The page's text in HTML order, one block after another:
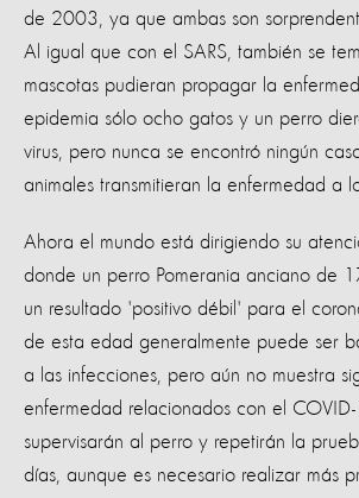
de 2003, ya que ambas son
Al igual que con el SARS, también se
mascotas pudieran propagar la
epidemia sólo ocho gatos y un perro
virus, pero nunca se encontró ningún
animales transmitieran la enfermedad a
Ahora el mundo está dirigiendo su
donde un perro Pomerania anciano de
un resultado 'positivo débil' para el
de esta edad generalmente puede ser
a las infecciones, pero aún no muestra
enfermedad relacionados con el
supervisarán al perro y repetirán la
días, aunque es necesario realizar más